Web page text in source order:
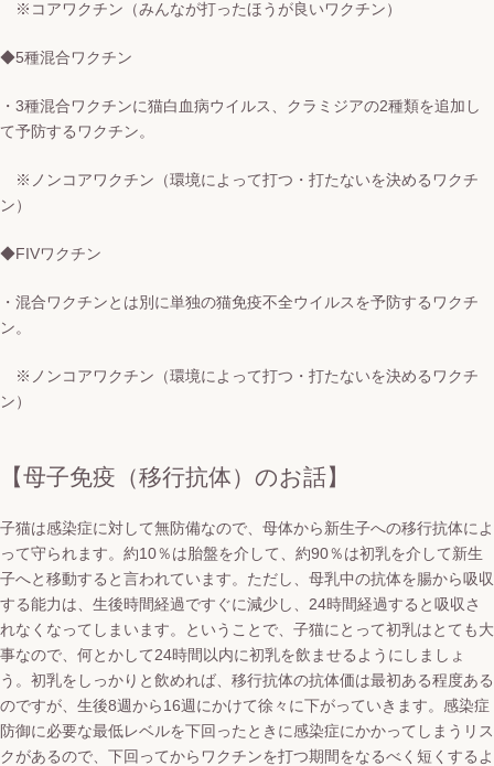
※コアワクチン（みんなが打ったほうが良いワクチン）
◆5種混合ワクチン
・3種混合ワクチンに猫白血病ウイルス、クラミジアの2種類を追加し
て予防するワクチン。
※ノンコアワクチン（環境によって打つ・打たないを決めるワクチ
ン）
◆FIVワクチン
・混合ワクチンとは別に単独の猫免疫不全ウイルスを予防するワクチ
ン。
※ノンコアワクチン（環境によって打つ・打たないを決めるワクチ
ン）
【母子免疫（移行抗体）のお話】
子猫は感染症に対して無防備なので、母体から新生子への移行抗体によ
って守られます。 約10％は胎盤を介して、約90％は初乳を介して新生
子へと移動すると言われています。 ただし、母乳中の抗体を腸から吸収
する能力は、生後時間経過ですぐに減少し、24時間経過すると吸収さ
れなくなってしまいます。
ということで、子猫にとって初乳はとても大
事なので、何とかして24時間以内に初乳を飲ませるようにしましょ
う。 初乳をしっかりと飲めれば、移行抗体の抗体価は最初ある程度ある
のですが、生後8週から16週にかけて徐々に下がっていきます。 感染症
防御に必要な最低レベルを下回ったときに感染症にかかってしまうリス
クがあるので、下回ってからワクチンを打つ期間をなるべく短くするよ